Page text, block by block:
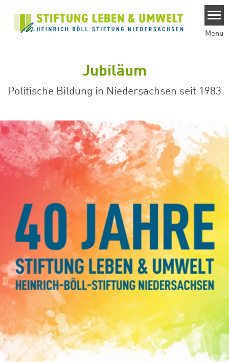
Menü
Jubiläum
Politische Bildung in Niedersachsen seit 1983